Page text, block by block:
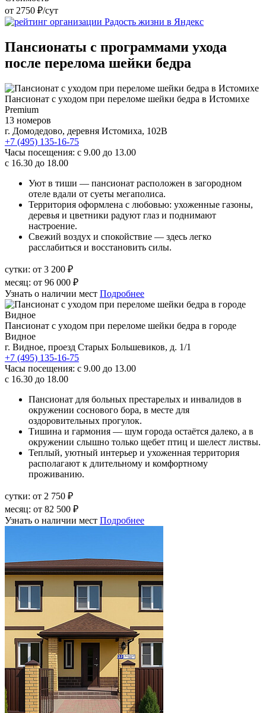
от 2750 ₽/сут
Пансионаты с программами ухода
после перелома шейки бедра
Пансионат с уходом при переломе шейки бедра в Истомихе
Premium
13 номеров
г. Домодедово, деревня Истомиха, 102В
+7 (495) 135-16-75
Часы посещения: с 9.00 до 13.00
с 16.30 до 18.00
Уют в тиши — пансионат расположен в загородном
отеле вдали от суеты мегаполиса.
Территория оформлена с любовью: ухоженные газоны,
деревья и цветники радуют глаз и поднимают
настроение.
Свежий воздух и спокойствие — здесь легко
расслабиться и восстановить силы.
сутки: от 3 200 ₽
месяц: от 96 000 ₽
Узнать о наличии мест Подробнее
Пансионат с уходом при переломе шейки бедра в городе
Видное
г. Видное, проезд Старых Большевиков, д. 1/1
+7 (495) 135-16-75
Часы посещения: с 9.00 до 13.00
с 16.30 до 18.00
Пансионат для больных престарелых и инвалидов в
окружении соснового бора, в месте для
оздоровительных прогулок.
Тишина и гармония — шум города остаётся далеко, а в
окружении слышно только щебет птиц и шелест листвы.
Теплый, уютный интерьер и ухоженная территория
располагают к длительному и комфортному
проживанию.
сутки: от 2 750 ₽
месяц: от 82 500 ₽
Узнать о наличии мест Подробнее